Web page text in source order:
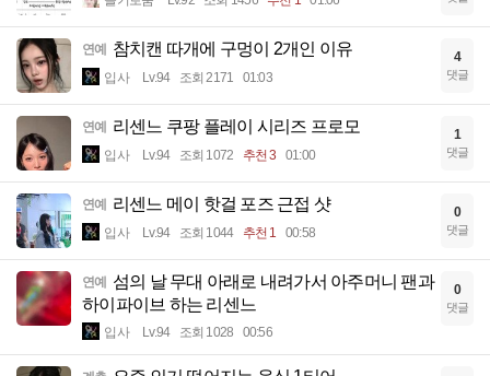
연예 참치캔 따개에 구멍이 2개인 이유
입사 Lv.94 조회 2171 01:03
4
댓글
연예 리센느 쿠팡 플레이 시리즈 프로모
입사 Lv.94 조회 1072 추천 3 01:00
1
댓글
연예 리센느 메이 핫걸 포즈 근접 샷
입사 Lv.94 조회 1044 추천 1 00:58
0
댓글
연예 섬의 날 무대 아래로 내려가서 아주머니 팬과
하이파이브 하는 리센느
입사 Lv.94 조회 1028 00:56
0
댓글